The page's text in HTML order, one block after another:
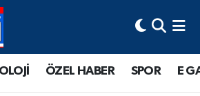
ÖZEL HABER SPOR E